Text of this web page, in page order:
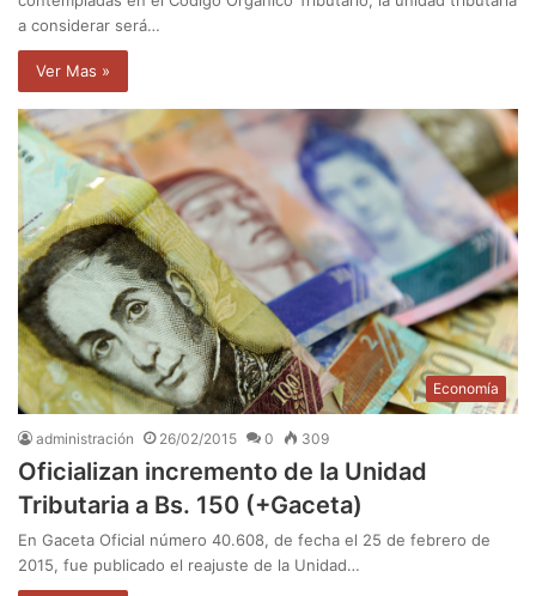
a considerar será…
Ver Mas »
Economía
administración 26/02/2015 0 309
Oficializan incremento de la Unidad
Tributaria a Bs. 150 (+Gaceta)
En Gaceta Oficial número 40.608, de fecha el 25 de febrero de
2015, fue publicado el reajuste de la Unidad…